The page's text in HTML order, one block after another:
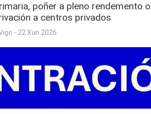
poñer a pleno rendemento
a centros privados
- 22 Xun 2026